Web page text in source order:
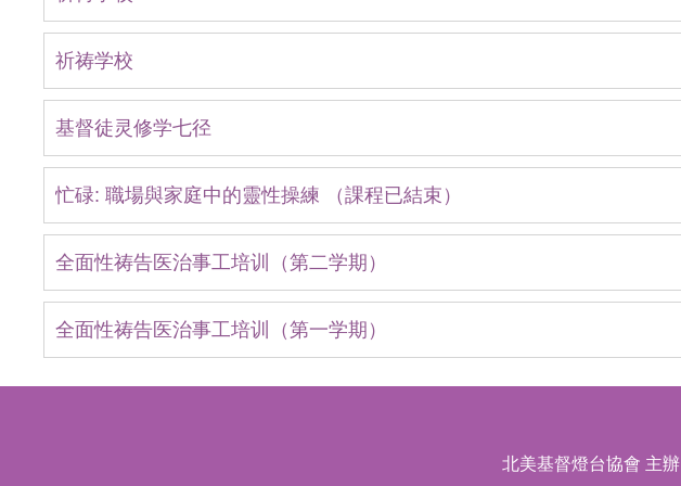
祈祷学校
基督徒灵修学七径
忙碌: 職場與家庭中的靈性操練 （課程已結束）
全面性祷告医治事工培训（第二学期）
全面性祷告医治事工培训（第一学期）
北美基督燈台協會 主辦